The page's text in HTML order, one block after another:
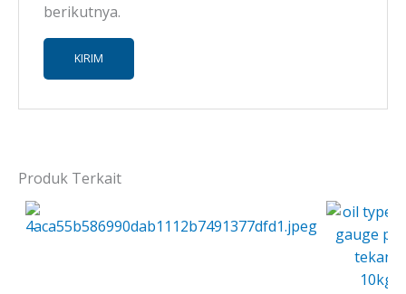
berikutnya.
Produk Terkait